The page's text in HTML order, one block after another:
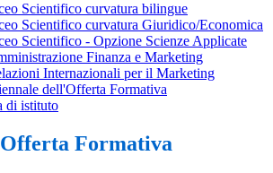
Scientifico curvatura bilingue
Scientifico curvatura Giuridico/Economica
Scientifico - Opzione Scienze Applicate
Finanza e Marketing
Internazionali per il Marketing
dell'Offerta Formativa
di istituto
Formativa